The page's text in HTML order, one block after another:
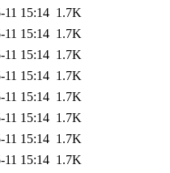
11 15:14 1.7K
11 15:14 1.7K
11 15:14 1.7K
11 15:14 1.7K
11 15:14 1.7K
11 15:14 1.7K
11 15:14 1.7K
11 15:14 1.7K